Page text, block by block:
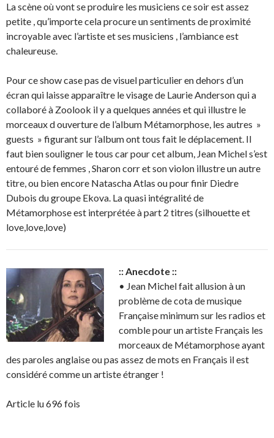
La scène où vont se produire les musiciens ce soir est assez
petite , qu’importe cela procure un sentiments de proximité
incroyable avec l’artiste et ses musiciens , l’ambiance est
chaleureuse.
Pour ce show case pas de visuel particulier en dehors d’un
écran qui laisse apparaître le visage de Laurie Anderson qui a
collaboré à Zoolook il y a quelques années et qui illustre le
morceaux d ouverture de l’album Métamorphose, les autres »
guests » figurant sur l’album ont tous fait le déplacement. Il
faut bien souligner le tous car pour cet album, Jean Michel s’est
entouré de femmes , Sharon corr et son violon illustre un autre
titre, ou bien encore Natascha Atlas ou pour finir Diedre
Dubois du groupe Ekova. La quasi intégralité de
Métamorphose est interprétée à part 2 titres (silhouette et
love,love,love)
:: Anecdote ::
• Jean Michel fait allusion à un
problème de cota de musique
Française minimum sur les radios et
comble pour un artiste Français les
morceaux de Métamorphose ayant
des paroles anglaise ou pas assez de mots en Français il est
considéré comme un artiste étranger !
Article lu 696 fois